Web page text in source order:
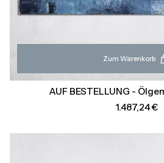
Zum Warenkorb
AUF BESTELLUNG -
Preis
1.487,24 €